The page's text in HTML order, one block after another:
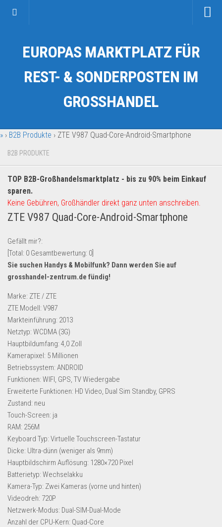
Kategorien
Auto & Motorrad
Fahrzeuge & Transport
Garten & Werkzeug
Geschäft, Büro & Schreibwaren
Geschenkartikel
Handy und Smartphone
Kosmetik & Pflege
Multimedia & Elektro
Münzen
Schuhe & Accessoires
Sport & Freizeit
Uhren & Schmuck
Wohnen & Einrichten
Restposten-Angebote
Restposten für Privatpersonen
Sonderposten-Angebote
Saison & Eventprodkte
Dropshipping-Produkte
B2B Produkte
Grosshandel
Amazon
Aldi
EUROPAS MARKTPLATZ FÜR
REST- & SONDERPOSTEN IM
GROSSHANDEL
» › B2B Produkte › ZTE V987 Quad-Core-Android-Smartphone
B2B PRODUKTE
TOP B2B-Großhandelsmarktplatz - bis zu 90% beim Einkauf
sparen.
Keine Gebühren, Großhändler direkt ganz unten anschreiben.
ZTE V987 Quad-Core-Android-Smartphone
Gefällt mir?:
[Total: 0 Gesamtbewertung: 0
Sie suchen Handys & Mobilfunk? Dann werden Sie auf
grosshandel-zentrum.de fündig!
Marke: ZTE / ZTE
ZTE Modell: V987
Markteinführung: 2013
Netztyp: WCDMA (3G)
Hauptbildumfang: 4,0 Zoll
Kamerapixel: 5 Millionen
Betriebssystem: ANDROID
Funktionen: WIFI, GPS, TV Wiedergabe
Erweiterte Funktionen: HD Video, Dual Sim Standby, GPRS
Zustand: neu
Touch-Screen: ja
RAM: 256M
Keyboard Typ: Virtuelle Touchscreen-Tastatur
Dicke: Ultra-dünn (weniger als 9mm)
Hauptbildschirm Auflösung: 1280×720 Pixel
Batterietyp: Wechselakku
Kamera-Typ: Zwei Kameras (vorne und hinten)
Videodreh: 720P
Netzwerk-Modus: Dual-SIM-Dual-Mode
Anzahl der CPU-Kern: Quad-Core